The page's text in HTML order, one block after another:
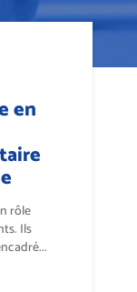
en
rôle
Ils